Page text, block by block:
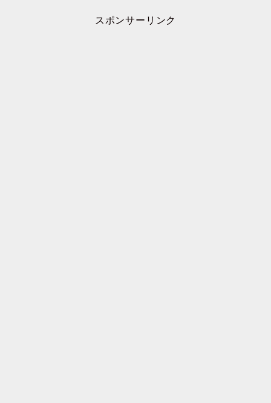
スポンサーリンク